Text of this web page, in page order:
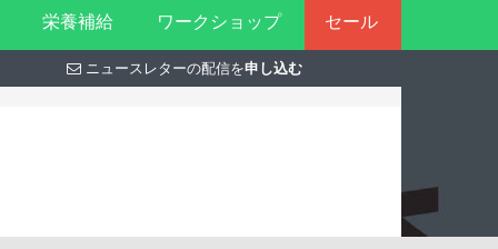
栄養補給 ワークショップ セール
ニュースレターの配信を申し込む